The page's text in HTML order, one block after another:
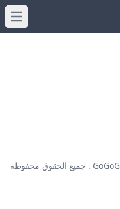
. جميع الحقوق محفوظة